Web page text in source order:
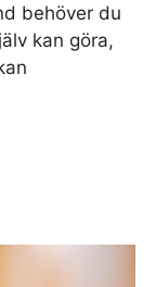
behöver du
kan göra,